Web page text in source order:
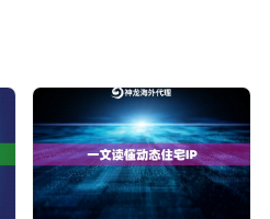
、SOCKS5）。这能帮助你
中快速集成与部署。
态住宅IP适配要点
就是将这些维度与你的具体